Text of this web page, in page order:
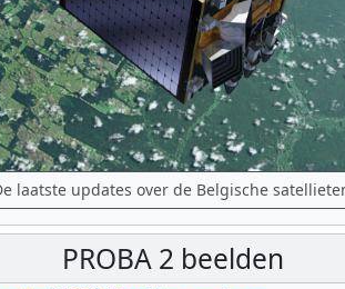
laatste updates over de Belgische
PROBA 2 beelden